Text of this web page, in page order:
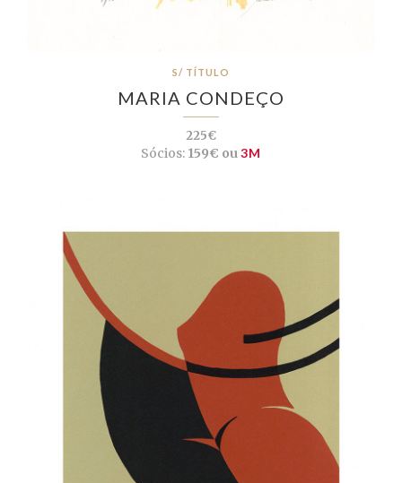
S/ TÍTULO
MARIA CONDEÇO
225€
Sócios: 159€ ou3M